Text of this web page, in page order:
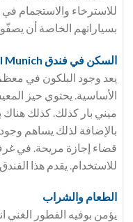
للاسترخاء والاستجمام
بسياراتهم الخاصة أن
السكن في فندق Golden Leaf Parkhotel im Lehel Munich
يعد وجود البلكون في
الأساسية. يحتوي حيز
ميني بار كذلك. كذلك هناك
بالإضافة لذلك يساهم
قضاء إجازة مريحة. في
للاستخدام. يقدم هذا
الطعام والشراب
يؤمن بوفيه الفطور الغني